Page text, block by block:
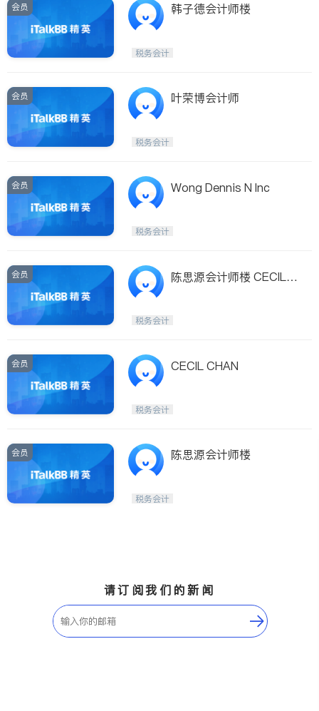
会员 韩子德会计师楼
税务会计
会员 叶荣博会计师
税务会计
会员 Wong Dennis N Inc
税务会计
会员
陈思源会计师楼 CECIL
税务会计
会员 CECIL CHAN
税务会计
会员 陈思源会计师楼
税务会计
请订阅我们的新闻